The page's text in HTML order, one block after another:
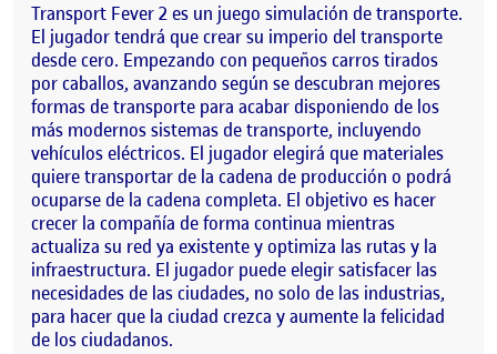
Transport Fever 2 es un juego simulación de transporte.
El jugador tendrá que crear su imperio del transporte
desde cero. Empezando con pequeños carros tirados
por caballos, avanzando según se descubran mejores
formas de transporte para acabar disponiendo de los
más modernos sistemas de transporte, incluyendo
vehículos eléctricos. El jugador elegirá que materiales
quiere transportar de la cadena de producción o podrá
ocuparse de la cadena completa. El objetivo es hacer
crecer la compañía de forma continua mientras
actualiza su red ya existente y optimiza las rutas y la
infraestructura. El jugador puede elegir satisfacer las
necesidades de las ciudades, no solo de las industrias,
para hacer que la ciudad crezca y aumente la felicidad
de los ciudadanos.